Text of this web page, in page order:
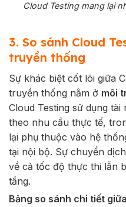
Cloud Testing mang lại
3. So sánh Cloud
truyền thống
Sự khác biệt cốt lõi giữa
truyền thống nằm ở môi
Cloud Testing sử dụng
theo nhu cầu thực tế,
lại phụ thuộc vào hệ
tại nội bộ. Sự chuyển
về cả tốc độ thực thi lẫn
tầng.
Bảng so sánh chi tiết